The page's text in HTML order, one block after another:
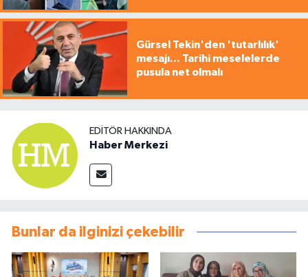
Gürsel Tekin'den 'tutarlılık'
mesajı... Tarihi meselelerde
pusula net olmalı
EDITÖR HAKKINDA
Haber Merkezi
Bunlar da ilginizi çekebilir